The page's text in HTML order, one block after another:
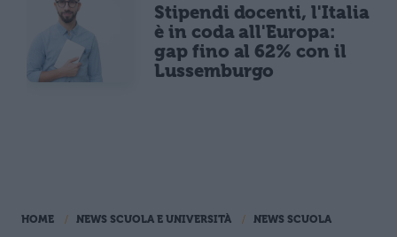
Stipendi docenti, l'Italia
è in coda all'Europa:
gap fino al 62% con il
Lussemburgo
HOME NEWS SCUOLA E UNIVERSITÀ NEWS SCUOLA